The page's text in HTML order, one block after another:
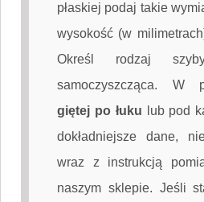
płaskiej podaj takie
wysokość (w
Określ rodzaj
samoczyszcząca. W
giętej po łuku lub pod
dokładniejsze dane,
wraz z instrukcją
naszym sklepie. Jeśli